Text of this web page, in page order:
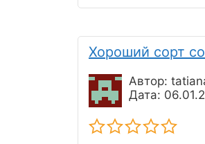
Хороший сорт
Автор:
Дата: